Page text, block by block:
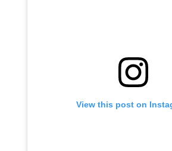
View this post on